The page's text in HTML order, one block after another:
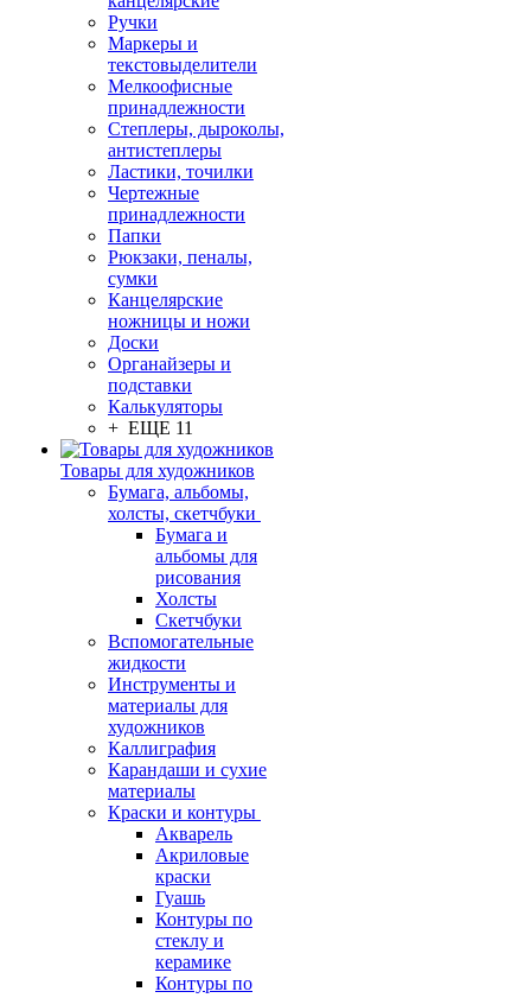
Ручки
Маркеры и
текстовыделители
Мелкоофисные
принадлежности
Степлеры, дыроколы,
антистеплеры
Ластики, точилки
Чертежные
принадлежности
Папки
Рюкзаки, пеналы,
сумки
Канцелярские
ножницы и ножи
Доски
Органайзеры и
подставки
Калькуляторы
+ ЕЩЕ 11
Товары для художников
Бумага, альбомы,
холсты, скетчбуки
Бумага и
альбомы для
рисования
Холсты
Скетчбуки
Вспомогательные
жидкости
Инструменты и
материалы для
художников
Каллиграфия
Карандаши и сухие
материалы
Краски и контуры
Акварель
Акриловые
краски
Гуашь
Контуры по
стеклу и
керамике
Контуры по